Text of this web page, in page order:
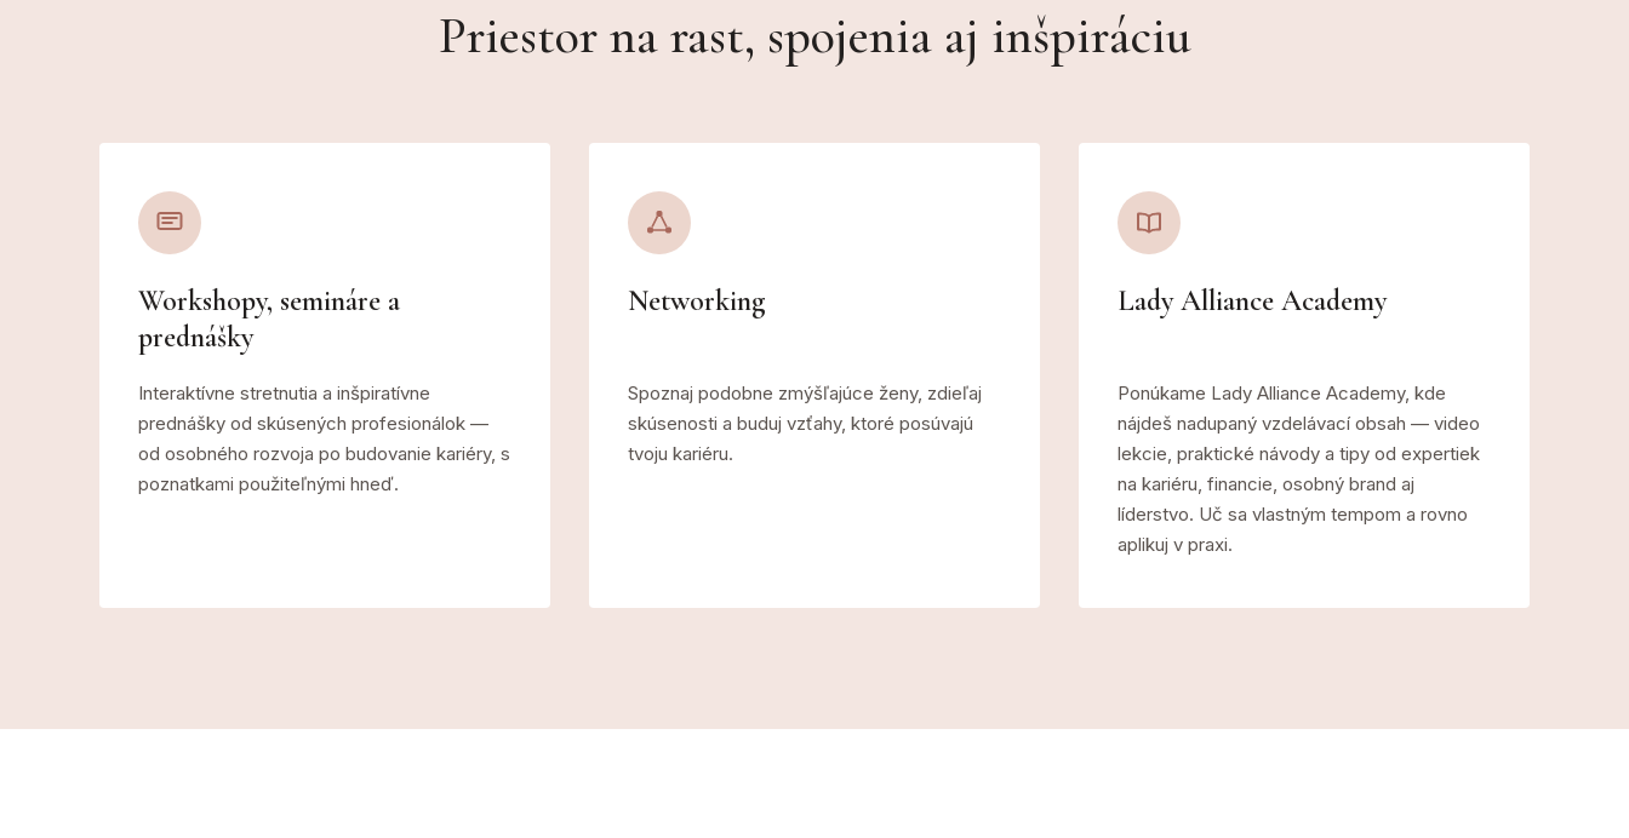
Priestor na rast, spojenia aj inšpiráciu
Workshopy, semináre a
prednášky
Interaktívne stretnutia a inšpiratívne
prednášky od skúsených profesionálok —
od osobného rozvoja po budovanie kariéry, s
poznatkami použiteľnými hneď.
Networking
Spoznaj podobne zmýšľajúce ženy, zdieľaj
skúsenosti a buduj vzťahy, ktoré posúvajú
tvoju kariéru.
Lady Alliance Academy
Ponúkame Lady Alliance Academy, kde
nájdeš nadupaný vzdelávací obsah — video
lekcie, praktické návody a tipy od expertiek
na kariéru, financie, osobný brand aj
líderstvo. Uč sa vlastným tempom a rovno
aplikuj v praxi.